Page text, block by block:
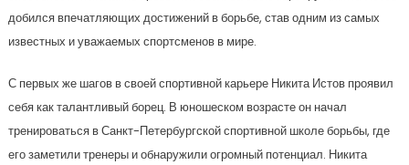
добился впечатляющих достижений в борьбе, став одним из самых
известных и уважаемых спортсменов в мире.
С первых же шагов в своей спортивной карьере Никита Истов проявил
себя как талантливый борец. В юношеском возрасте он начал
тренироваться в Санкт-Петербургской спортивной школе борьбы, где
его заметили тренеры и обнаружили огромный потенциал. Никита